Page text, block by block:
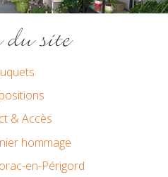
site
& Accès
hommage
en-Périgord